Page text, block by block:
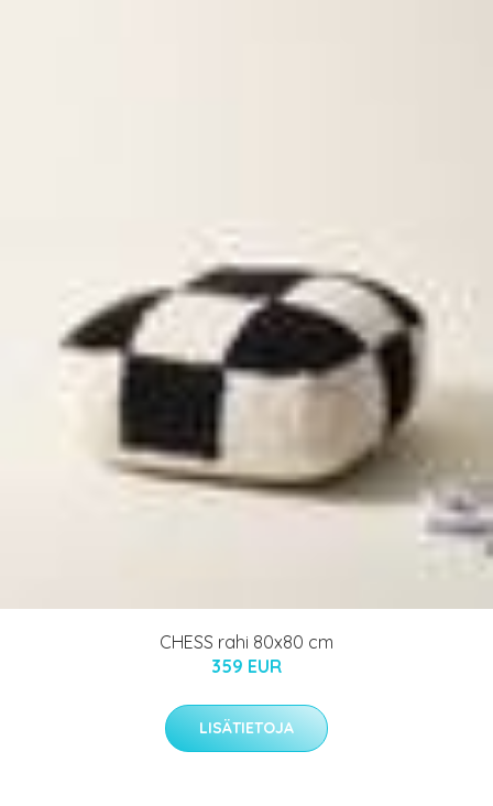
CHESS rahi 80x80 cm
359 EUR
LISÄTIETOJA